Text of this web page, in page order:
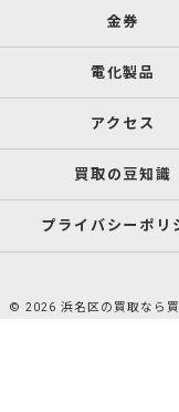
金券
電化製品
アクセス
買取の豆知識
プライバシーポリ
© 2026 浜名区の買取なら買